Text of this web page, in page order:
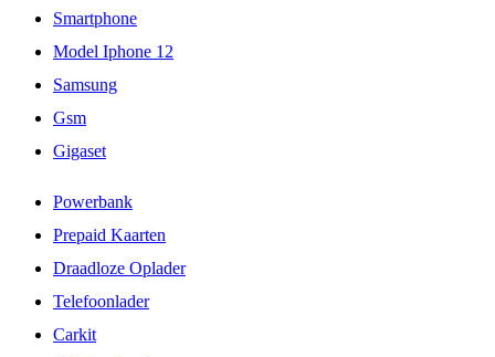
Smartphone
Model Iphone 12
Samsung
Gsm
Gigaset
Powerbank
Prepaid Kaarten
Draadloze Oplader
Telefoonlader
Carkit